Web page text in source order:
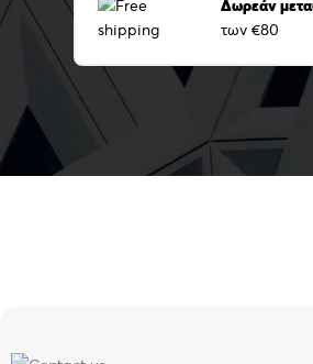
Δωρεάν
των €80